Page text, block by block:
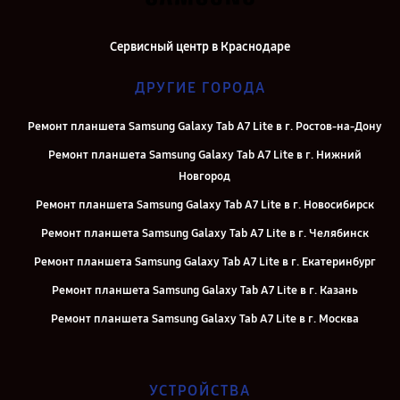
Сервисный центр в Краснодаре
ДРУГИЕ ГОРОДА
Ремонт планшета Samsung Galaxy Tab A7 Lite в г. Ростов-на-Дону
Ремонт планшета Samsung Galaxy Tab A7 Lite в г. Нижний
Новгород
Ремонт планшета Samsung Galaxy Tab A7 Lite в г. Новосибирск
Ремонт планшета Samsung Galaxy Tab A7 Lite в г. Челябинск
Ремонт планшета Samsung Galaxy Tab A7 Lite в г. Екатеринбург
Ремонт планшета Samsung Galaxy Tab A7 Lite в г. Казань
Ремонт планшета Samsung Galaxy Tab A7 Lite в г. Москва
УСТРОЙСТВА